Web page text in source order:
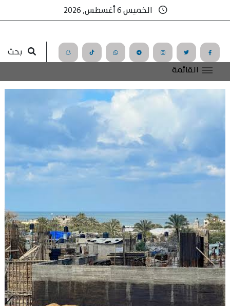
الخميس 6 أغسطس, 2026
بحث
القائمة